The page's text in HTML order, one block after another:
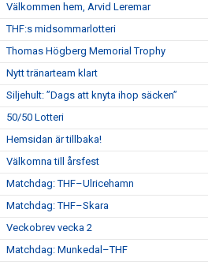
Välkommen hem, Arvid Leremar
THF:s midsommarlotteri
Thomas Högberg Memorial Trophy
Nytt tränarteam klart
Siljehult: ”Dags att knyta ihop säcken”
50/50 Lotteri
Hemsidan är tillbaka!
Välkomna till årsfest
Matchdag: THF–Ulricehamn
Matchdag: THF–Skara
Veckobrev vecka 2
Matchdag: Munkedal–THF